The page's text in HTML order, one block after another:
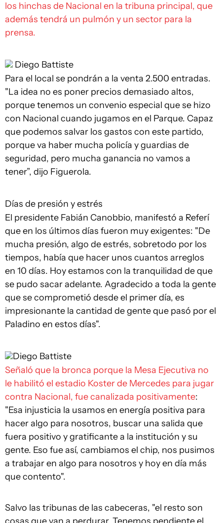
los hinchas de Nacional en la tribuna principal, que
además tendrá un pulmón y un sector para la
prensa.
Diego Battiste
Para el local se pondrán a la venta 2.500 entradas.
"La idea no es poner precios demasiado altos,
porque tenemos un convenio especial que se hizo
con Nacional cuando jugamos en el Parque. Capaz
que podemos salvar los gastos con este partido,
porque va haber mucha policía y guardias de
seguridad, pero mucha ganancia no vamos a
tener”, dijo Figuerola.
Días de presión y estrés
El presidente Fabián Canobbio, manifestó a Referí
que en los últimos días fueron muy exigentes: "De
mucha presión, algo de estrés, sobretodo por los
tiempos, había que hacer unos cuantos arreglos
en 10 días. Hoy estamos con la tranquilidad de que
se pudo sacar adelante. Agradecido a toda la gente
que se comprometió desde el primer día, es
impresionante la cantidad de gente que pasó por el
Paladino en estos días".
Diego Battiste
Señaló que la bronca porque la Mesa Ejecutiva no
le habilitó el estadio Koster de Mercedes para jugar
contra Nacional, fue canalizada positivamente:
"Esa injusticia la usamos en energía positiva para
hacer algo para nosotros, buscar una salida que
fuera positivo y gratificante a la institución y su
gente. Eso fue así, cambiamos el chip, nos pusimos
a trabajar en algo para nosotros y hoy en día más
que contento".
Salvo las tribunas de las cabeceras, "el resto son